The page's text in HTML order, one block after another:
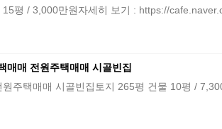
평 / 3,000만원자세히 보기 : https://
매매 전원주택매매 시골빈집
주택매매 시골빈집토지 265평 건물 10평 /